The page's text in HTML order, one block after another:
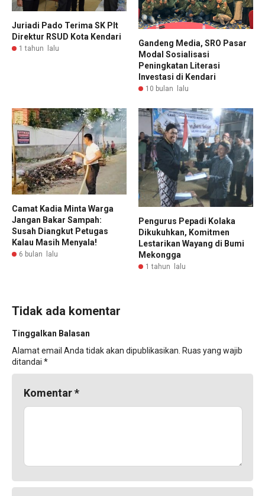
Juriadi Pado Terima SK Plt
Direktur RSUD Kota Kendari
1 tahun lalu
Gandeng Media, SRO Pasar
Modal Sosialisasi
Peningkatan Literasi
Investasi di Kendari
10 bulan lalu
Camat Kadia Minta Warga
Jangan Bakar Sampah:
Susah Diangkut Petugas
Kalau Masih Menyala!
6 bulan lalu
Pengurus Pepadi Kolaka
Dikukuhkan, Komitmen
Lestarikan Wayang di Bumi
Mekongga
1 tahun lalu
Tidak ada komentar
Tinggalkan Balasan
Alamat email Anda tidak akan dipublikasikan. Ruas yang wajib
ditandai *
Komentar*